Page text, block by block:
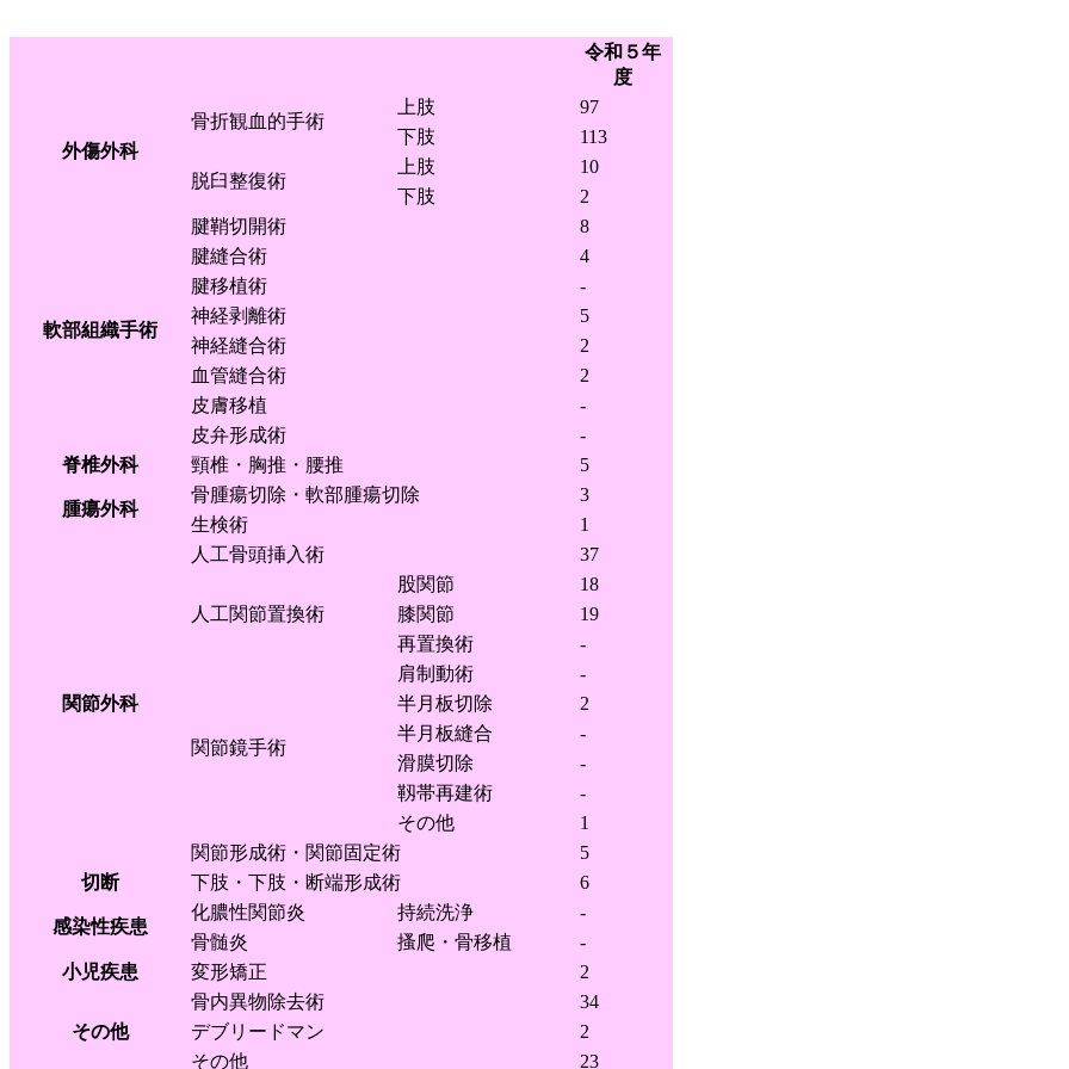
令和５年
度
外傷外科
骨折観血的手術
上肢
97
下肢
113
脱臼整復術
上肢
10
下肢
2
軟部組織手術
腱鞘切開術
8
腱縫合術
4
腱移植術
-
神経剥離術
5
神経縫合術
2
血管縫合術
2
皮膚移植
-
皮弁形成術
-
脊椎外科
頸椎・胸推・腰推 5
腫瘍外科
骨腫瘍切除・軟部腫瘍切除
3
生検術
1
関節外科
人工骨頭挿入術 37
人工関節置換術
股関節
18
膝関節
19
再置換術
-
関節鏡手術
肩制動術
-
半月板切除
2
半月板縫合
-
滑膜切除
-
靱帯再建術
-
その他
1
関節形成術・関節固定術
5
切断
下肢・下肢・断端形成術 6
感染性疾患
化膿性関節炎 持続洗浄
-
骨髄炎
搔爬・骨移植
-
小児疾患
変形矯正 2
その他
骨内異物除去術
34
デブリードマン
2
その他
23